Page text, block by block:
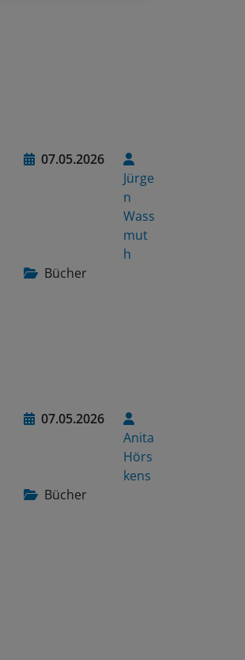
07.05.2026
Jürge
n
Wass
mut
h
Bücher
07.05.2026
Anita
Hörs
kens
Bücher